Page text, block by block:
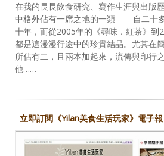
在我的長長飲食研究、寫作生涯與出版
中格外佔有一席之地的一類——自二十
十年，而從2005年的《尋味．紅茶》到
都是這漫漫行途中的珍貴結晶。尤其在
所佔有二，且兩本加起來，流傳與印行
他……
立即訂閱《Yilan美食生活玩家》電子報